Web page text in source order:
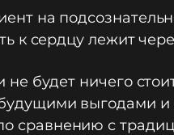
на
к сердцу лежит
не будет ничего
выгодами и
сравнению с